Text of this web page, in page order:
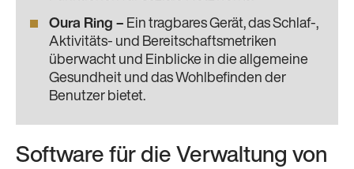
Oura Ring – Ein tragbares Gerät, das Schlaf-,
Aktivitäts- und Bereitschaftsmetriken
überwacht und Einblicke in die allgemeine
Gesundheit und das Wohlbefinden der
Benutzer bietet.
Software für die Verwaltung von